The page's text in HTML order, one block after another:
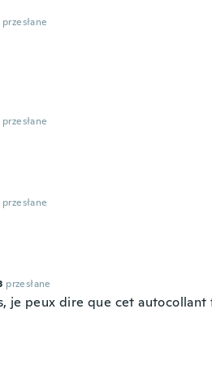
przesłane
przesłane
przesłane
przesłane
je peux dire que cet